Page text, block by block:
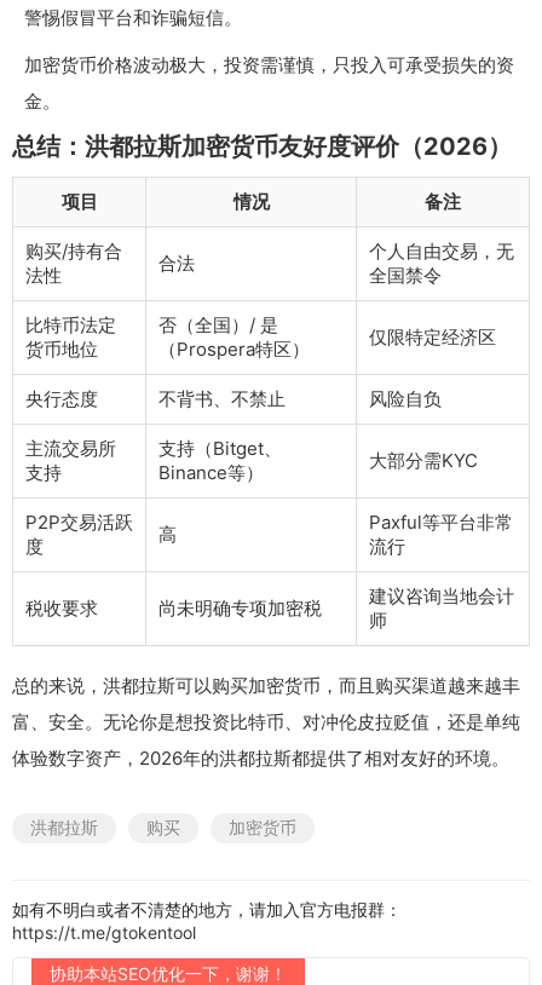
警惕假冒平台和诈骗短信。
加密货币价格波动极大，投资需谨慎，只投入可承受损失的资
金。
总结：洪都拉斯加密货币友好度评价（2026）
项目 情况 备注
购买/持有合
法性
合法
个人自由交易，无
全国禁令
比特币法定
货币地位
否（全国）/ 是
（Prospera特区）
仅限特定经济区
央行态度 不背书、不禁止 风险自负
主流交易所
支持
支持（Bitget、
Binance等）
大部分需KYC
P2P交易活跃
度
高
Paxful等平台非常
流行
税收要求 尚未明确专项加密税
建议咨询当地会计
师
总的来说，洪都拉斯可以购买加密货币，而且购买渠道越来越丰
富、安全。无论你是想投资比特币、对冲伦皮拉贬值，还是单纯
体验数字资产，2026年的洪都拉斯都提供了相对友好的环境。
洪都拉斯 购买 加密货币
如有不明白或者不清楚的地方，请加入官方电报群：
https://t.me/gtokentool
协助本站SEO优化一下，谢谢！